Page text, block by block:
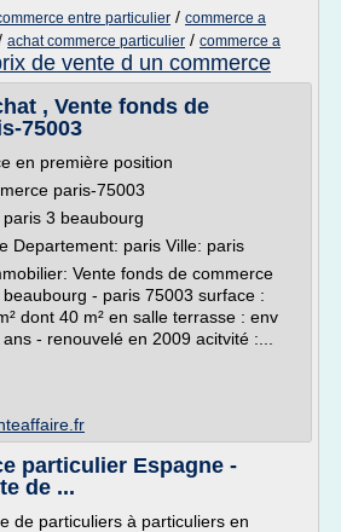
entre particulier / commerce a
achat commerce particulier / commerce a
de vente d un commerce
, Vente fonds de
75003
en première position
paris-75003
3 beaubourg
Departement: paris Ville: paris
Vente fonds de commerce
- paris 75003 surface :
dont 40 m² en salle terrasse : env
- renouvelé en 2009 acitvité :...
particulier Espagne -
de ...
de particuliers à particuliers en